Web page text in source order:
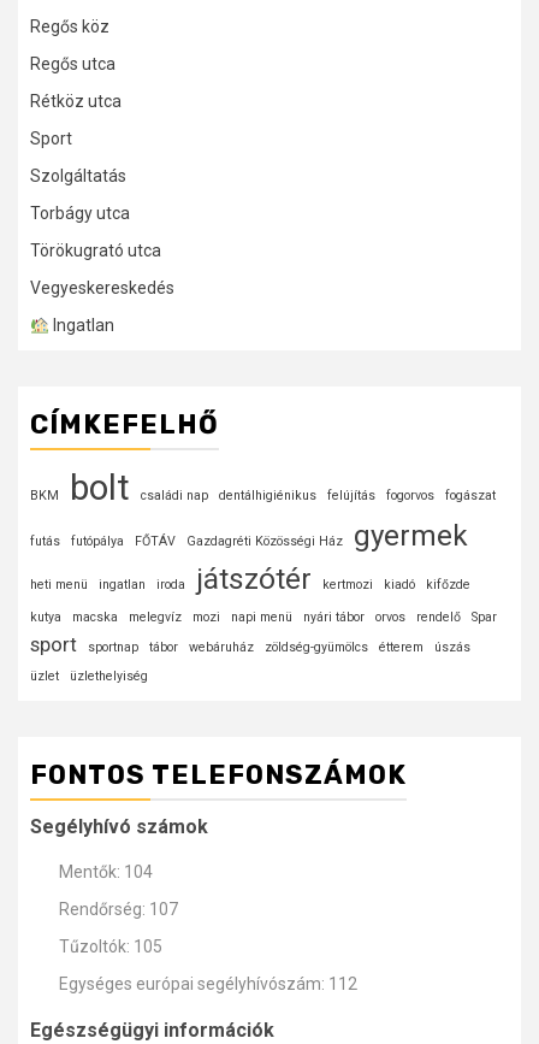
Regős köz
Regős utca
Rétköz utca
Sport
Szolgáltatás
Torbágy utca
Törökugrató utca
Vegyeskereskedés
Ingatlan
CÍMKEFELHŐ
BKM bolt családi nap dentálhigiénikus felújítás fogorvos fogászat
futás futópálya FŐTÁV Gazdagréti Közösségi Ház gyermek
heti menü ingatlan iroda játszótér kertmozi kiadó kifőzde
kutya macska melegvíz mozi napi menü nyári tábor orvos rendelő Spar
sport sportnap tábor webáruház zöldség-gyümölcs étterem
úszás
üzlet
üzlethelyiség
FONTOS TELEFONSZÁMOK
Segélyhívó számok
Mentők: 104
Rendőrség: 107
Tűzoltók: 105
Egységes európai segélyhívószám: 112
Egészségügyi információk